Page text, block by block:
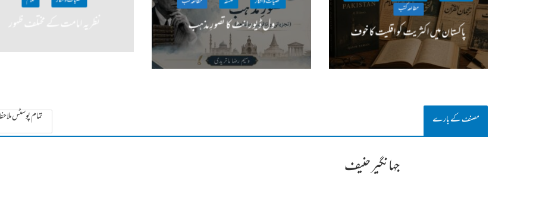
مطالعہ کتب
پاکستان میں اکثریت کو اقلیت کا خوف ول ڈیورانٹ کا تصورِ مذہب نظریہ امامت کے مختلف ظہور
مصنف کے بارے تمام پوسٹس
جہانگیر حنیف